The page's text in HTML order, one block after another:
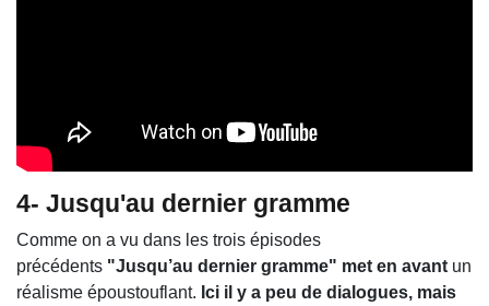
4- Jusqu'au dernier gramme
Comme on a vu dans les trois épisodes
précédents "Jusqu’au dernier gramme" met en avant un
réalisme époustouflant. Ici il y a peu de dialogues, mais